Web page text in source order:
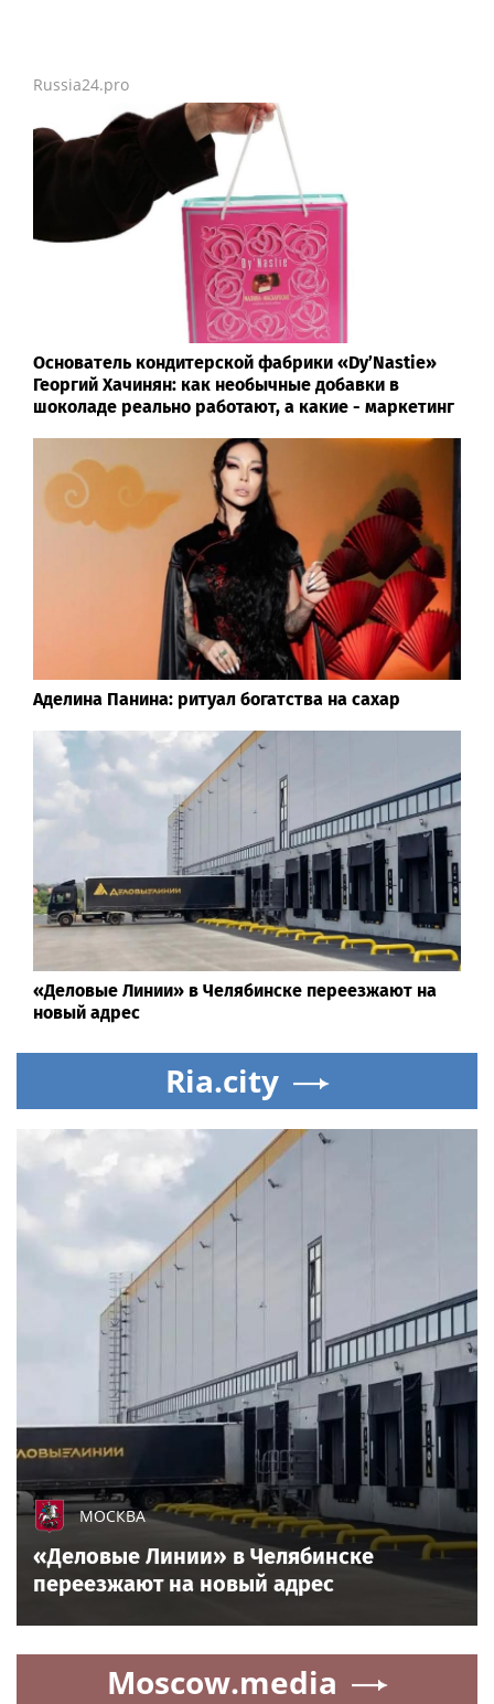
Russia24.pro
Основатель кондитерской фабрики «Dy’Nastie»
Георгий Хачинян: как необычные добавки в
шоколаде реально работают, а какие - маркетинг
Аделина Панина: ритуал богатства на сахар
«Деловые Линии» в Челябинске переезжают на
новый адрес
Ria.city
МОСКВА
«Деловые Линии» в Челябинске
переезжают на новый адрес
Moscow.media